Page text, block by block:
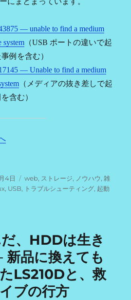
— unable to find a medium
system （USB ポートの違いで起
例を含む）
— Unable to find a medium
（メディアの抜き差しで起
含む）
4日
カ
テ
web, ストレージ, ノウハウ,雑
, USB, トラブルシューティング, 起動
、HDDは生き
品に換えても
LS210Dと、救
ブの行方